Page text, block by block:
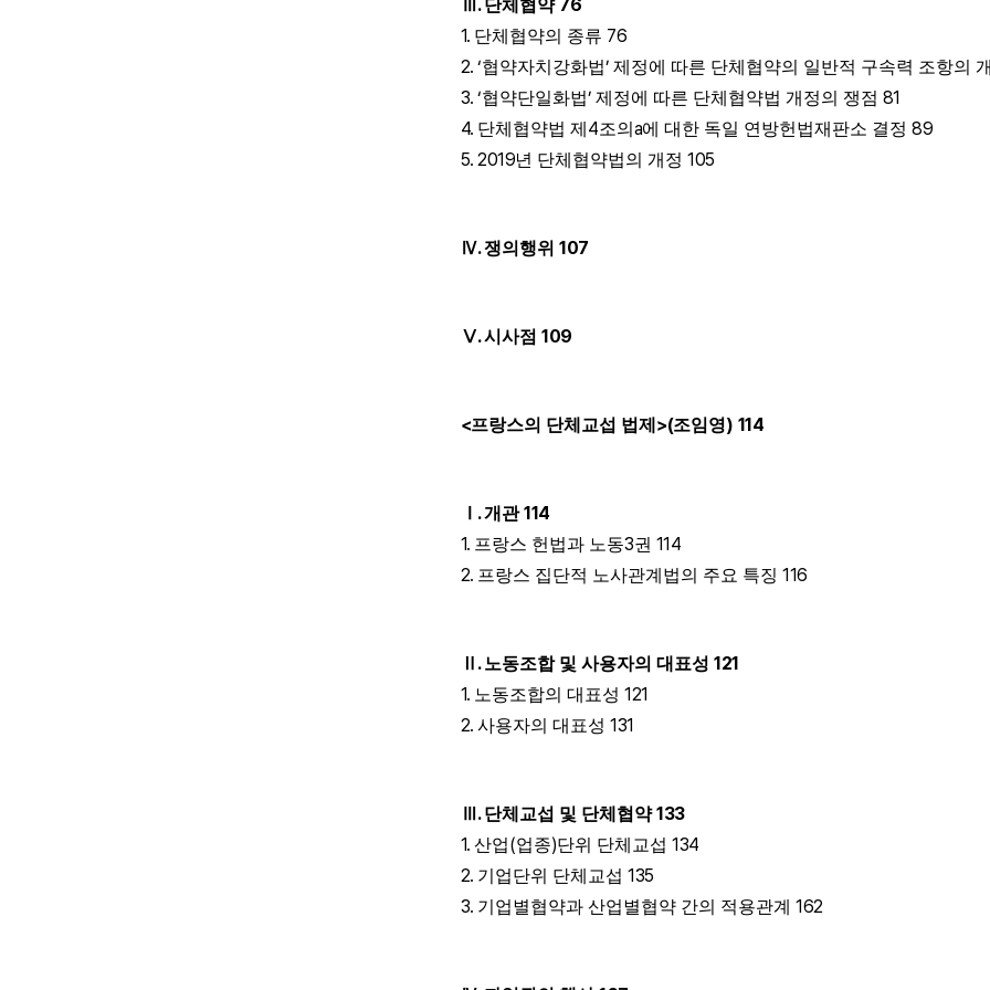
.단체협약 76
1. 단체협약의 종류 76
2. ‘협약자치강화법’ 제정에 따른 단체협약의 일반적 구속력 조항의
3. ‘협약단일화법’ 제정에 따른 단체협약법 개정의 쟁점 81
4. 단체협약법 제 4조의 a에 대한 독일 연방헌법재판소 결정 89
5. 2019년 단체협약법의 개정 105
Ⅳ.쟁의행위 107
Ⅴ.시사점 109
<프랑스의 단체교섭 법제 >(조임영) 114
.개관 114
1. 프랑스 헌법과 노동3권 114
2. 프랑스 집단적 노사관계법의 주요 특징 116
.노동조합 및 사용자의 대표성 121
1. 노동조합의 대표성 121
2.사용자의 대표성 131
.단체교섭 및 단체협약 133
1.산업(업종)단위 단체교섭 134
2. 기업단위 단체교섭 135
3. 기업별협약과 산업별협약 간의 적용관계 162